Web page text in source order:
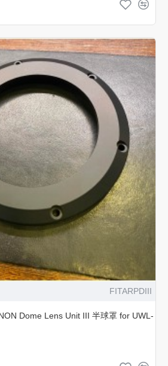
FITARPDIII
Dome Lens Unit III 半球罩 for UWL-